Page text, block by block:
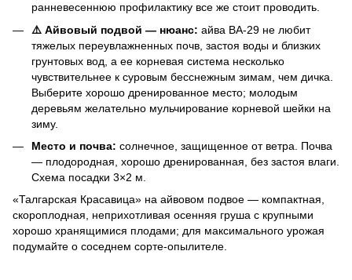
ранневесеннюю профилактику все же стоит проводить.
⚠️ Айвовый подвой — нюанс: айва ВА-29 не любит
тяжелых переувлажненных почв, застоя воды и близких
грунтовых вод, а ее корневая система несколько
чувствительнее к суровым бесснежным зимам, чем дичка.
Выберите хорошо дренированное место; молодым
деревьям желательно мульчирование корневой шейки на
зиму.
Место и почва: солнечное, защищенное от ветра. Почва
— плодородная, хорошо дренированная, без застоя влаги.
Схема посадки 3×2 м.
«Талгарская Красавица» на айвовом подвое — компактная,
скороплодная, неприхотливая осенняя груша с крупными
хорошо хранящимися плодами; для максимального урожая
подумайте о соседнем сорте-опылителе.